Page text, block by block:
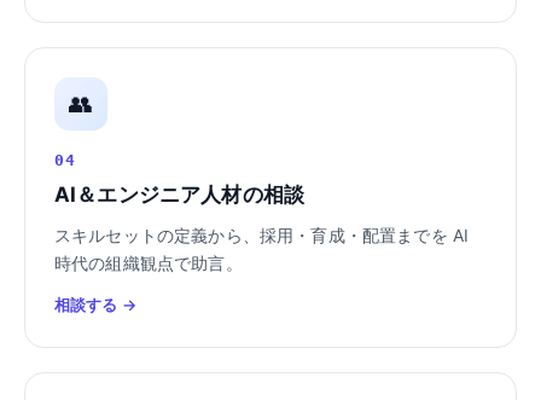
👥
04
AI＆エンジニア人材の相談
スキルセットの定義から、採用・育成・配置までを AI
時代の組織観点で助言。
相談する →